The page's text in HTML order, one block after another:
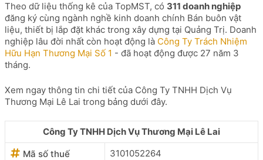
Theo dữ liệu thống kê của TopMST, có 311 doanh nghiệp
đăng ký cùng ngành nghề kinh doanh chính Bán buôn vật
liệu, thiết bị lắp đặt khác trong xây dựng tại Quảng Trị. Doanh
nghiệp lâu đời nhất còn hoạt động là Công Ty Trách Nhiệm
Hữu Hạn Thương Mại Số 1 - đã hoạt động được 27 năm 3
tháng.
Xem ngay thông tin chi tiết của Công Ty TNHH Dịch Vụ
Thương Mại Lê Lai trong bảng dưới đây.
Công Ty TNHH Dịch Vụ Thương Mại Lê Lai
Mã số thuế
3101052264